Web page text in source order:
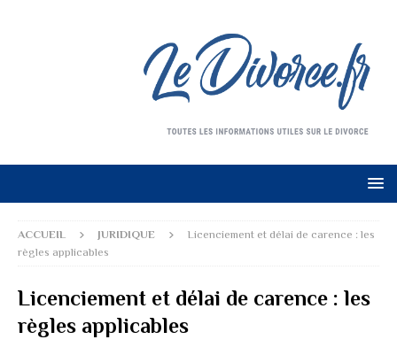
ACCUEIL JURIDIQUE
Licenciement et délai de carence : les
règles applicables
Licenciement et délai de carence : les
règles applicables